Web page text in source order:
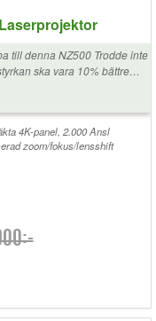
NZ500 Trodde inte
ska vara 10% bättre
Kör denna på en 150" 2.35
kör jag den i 16/9 vilket
ihop till
4K-panel, 2.000 Ansl
zoom/fokus/lensshift